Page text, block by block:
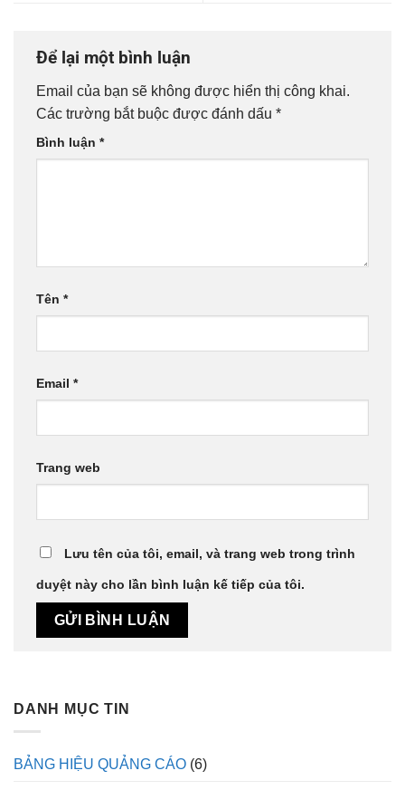
Để lại một bình luận
Email của bạn sẽ không được hiển thị công khai.
Các trường bắt buộc được đánh dấu *
Bình luận *
Tên *
Email *
Trang web
Lưu tên của tôi, email, và trang web trong trình
duyệt này cho lần bình luận kế tiếp của tôi.
DANH MỤC TIN
BẢNG HIỆU QUẢNG CÁO (6)